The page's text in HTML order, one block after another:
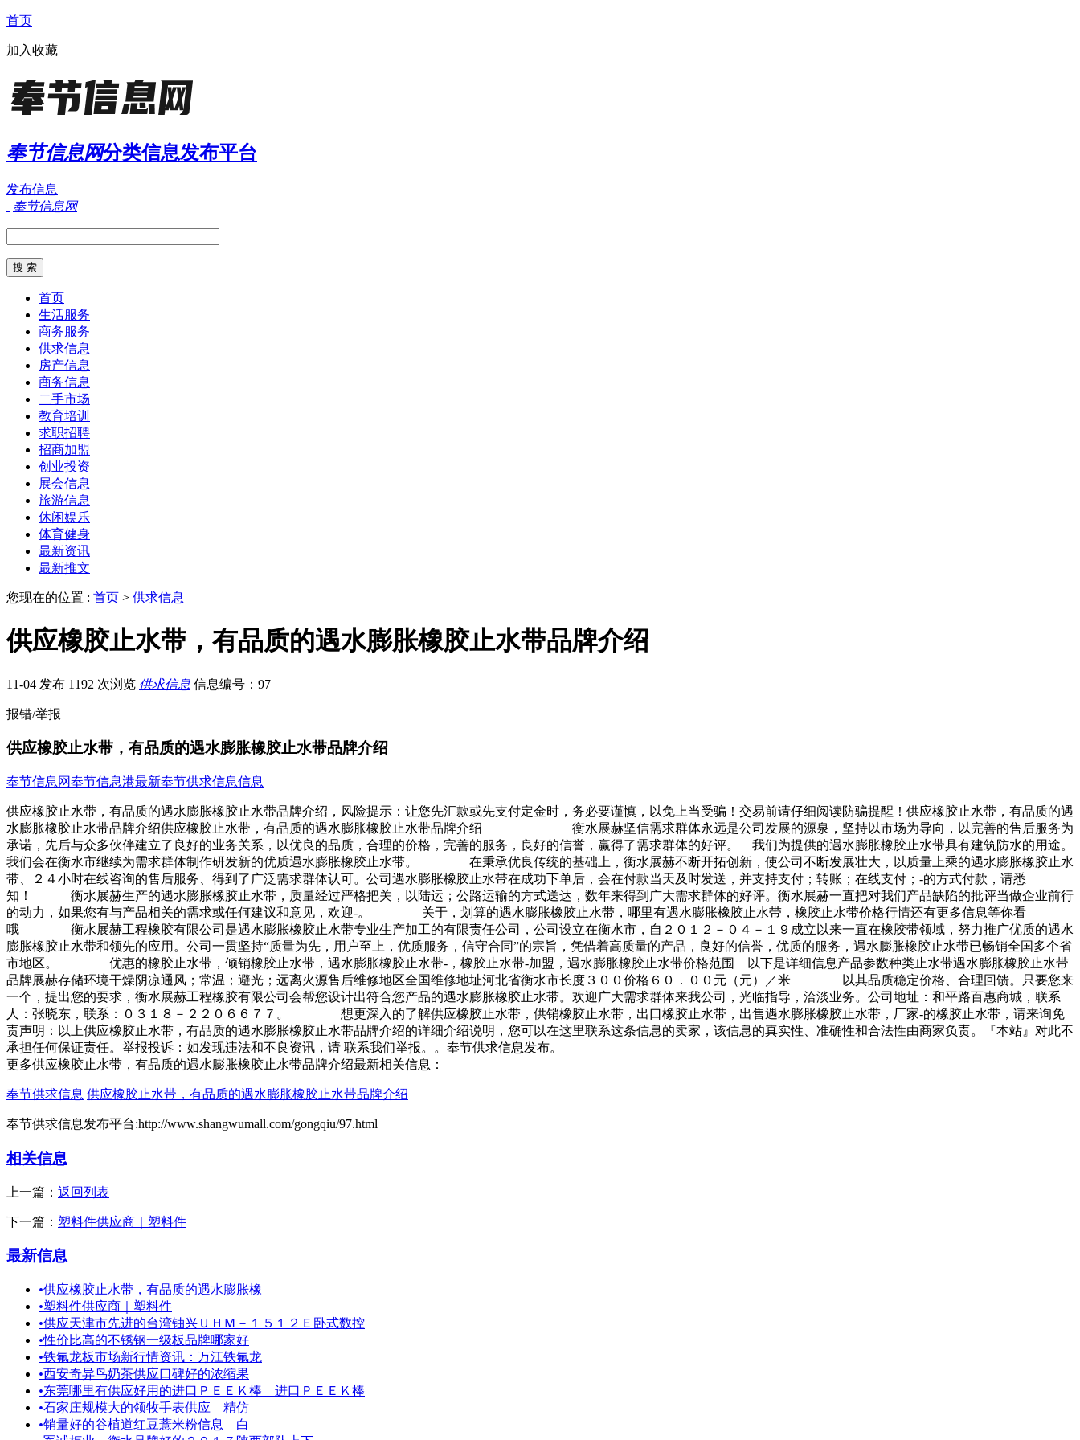
首页
加入收藏
奉节信息网分类信息发布平台
发布信息
奉节信息网
首页
生活服务
商务服务
供求信息
房产信息
商务信息
二手市场
教育培训
求职招聘
招商加盟
创业投资
展会信息
旅游信息
休闲娱乐
体育健身
最新资讯
最新推文
您现在的位置 : 首页 > 供求信息
供应橡胶止水带，有品质的遇水膨胀橡胶止水带品牌介绍
11-04 发布 1192 次浏览 供求信息 信息编号：97
报错/举报
供应橡胶止水带，有品质的遇水膨胀橡胶止水带品牌介绍
奉节信息网奉节信息港最新奉节供求信息信息
供应橡胶止水带，有品质的遇水膨胀橡胶止水带品牌介绍，风险提示：让您先汇款或先支付定金时，务必要谨慎，以免上当受骗！交易前请仔细阅读防骗提醒！供应橡胶止水带，有品质的遇
水膨胀橡胶止水带品牌介绍供应橡胶止水带，有品质的遇水膨胀橡胶止水带品牌介绍 衡水展赫坚信需求群体永远是公司发展的源泉，坚持以市场为导向，以完善的售后服务为
承诺，先后与众多伙伴建立了良好的业务关系，以优良的品质，合理的价格，完善的服务，良好的信誉，赢得了需求群体的好评。 我们为提供的遇水膨胀橡胶止水带具有建筑防水的用途。
我们会在衡水市继续为需求群体制作研发新的优质遇水膨胀橡胶止水带。 在秉承优良传统的基础上，衡水展赫不断开拓创新，使公司不断发展壮大，以质量上乘的遇水膨胀橡胶止水
带、２４小时在线咨询的售后服务、得到了广泛需求群体认可。公司遇水膨胀橡胶止水带在成功下单后，会在付款当天及时发送，并支持支付；转账；在线支付；-的方式付款，请悉
知！ 衡水展赫生产的遇水膨胀橡胶止水带，质量经过严格把关，以陆运；公路运输的方式送达，数年来得到广大需求群体的好评。衡水展赫一直把对我们产品缺陷的批评当做企业前行
的动力，如果您有与产品相关的需求或任何建议和意见，欢迎-。 关于，划算的遇水膨胀橡胶止水带，哪里有遇水膨胀橡胶止水带，橡胶止水带价格行情还有更多信息等你看
哦 衡水展赫工程橡胶有限公司是遇水膨胀橡胶止水带专业生产加工的有限责任公司，公司设立在衡水市，自２０１２－０４－１９成立以来一直在橡胶带领域，努力推广优质的遇水
膨胀橡胶止水带和领先的应用。公司一贯坚持“质量为先，用户至上，优质服务，信守合同”的宗旨，凭借着高质量的产品，良好的信誉，优质的服务，遇水膨胀橡胶止水带已畅销全国多个省
市地区。 优惠的橡胶止水带，倾销橡胶止水带，遇水膨胀橡胶止水带-，橡胶止水带-加盟，遇水膨胀橡胶止水带价格范围 以下是详细信息产品参数种类止水带遇水膨胀橡胶止水带
品牌展赫存储环境干燥阴凉通风；常温；避光；远离火源售后维修地区全国维修地址河北省衡水市长度３００价格６０．００元（元）／米 以其品质稳定价格、合理回馈。只要您来
一个，提出您的要求，衡水展赫工程橡胶有限公司会帮您设计出符合您产品的遇水膨胀橡胶止水带。欢迎广大需求群体来我公司，光临指导，洽淡业务。公司地址：和平路百惠商城，联系
人：张晓东，联系：０３１８－２２０６６７７。 想更深入的了解供应橡胶止水带，供销橡胶止水带，出口橡胶止水带，出售遇水膨胀橡胶止水带，厂家-的橡胶止水带，请来询免
责声明：以上供应橡胶止水带，有品质的遇水膨胀橡胶止水带品牌介绍的详细介绍说明，您可以在这里联系这条信息的卖家，该信息的真实性、准确性和合法性由商家负责。『本站』对此不
承担任何保证责任。举报投诉：如发现违法和不良资讯，请 联系我们举报。。奉节供求信息发布。
更多供应橡胶止水带，有品质的遇水膨胀橡胶止水带品牌介绍最新相关信息：
奉节供求信息 供应橡胶止水带，有品质的遇水膨胀橡胶止水带品牌介绍
奉节供求信息发布平台:http://www.shangwumall.com/gongqiu/97.html
相关信息
上一篇： 返回列表
下一篇： 塑料件供应商｜塑料件
最新信息
•供应橡胶止水带，有品质的遇水膨胀橡
•塑料件供应商｜塑料件
•供应天津市先进的台湾铀兴ＵＨＭ－１５１２Ｅ卧式数控
•性价比高的不锈钢一级板品牌哪家好
•铁氟龙板市场新行情资讯：万江铁氟龙
•西安奇异鸟奶茶供应口碑好的浓缩果
•东莞哪里有供应好用的进口ＰＥＥＫ棒＿进口ＰＥＥＫ棒
•石家庄规模大的领牧手表供应 精仿
•销量好的谷植道红豆薏米粉信息 白